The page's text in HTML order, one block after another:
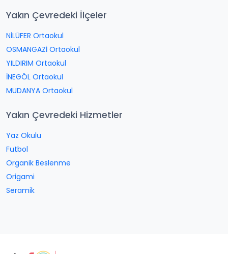
Yakın Çevredeki İlçeler
NİLÜFER Ortaokul
OSMANGAZİ Ortaokul
YILDIRIM Ortaokul
İNEGÖL Ortaokul
MUDANYA Ortaokul
Yakın Çevredeki Hizmetler
Yaz Okulu
Futbol
Organik Beslenme
Origami
Seramik